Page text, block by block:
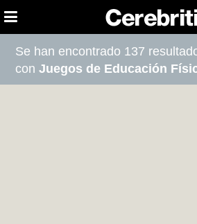
Se han encontrado 137
conJuegos de Educación